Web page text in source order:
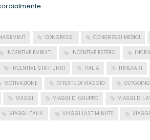
CONGRESSI CONGRESSI MEDICI
INCENTIVE EMIRATI INCENTIVE ESTERO
INCENTIVE STATI UNITI ITALIA ITINERARI
MOTIVAZIONE OFFERTE DI VIAGGIO
VIAGGI VIAGGI DI GRUPPO VIAGGI DI
VIAGGI ITALIA VIAGGI LAST MINUTE